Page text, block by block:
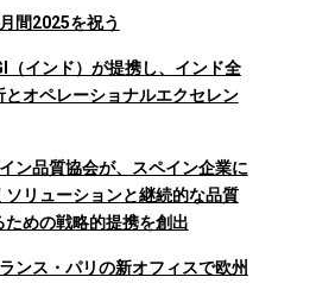
間2025を祝う
（インド）が提携し、インド全
とオペレーショナルエクセレン
ン品質協会が、スペイン企業に
ソリューションと継続的な品質
めの戦略的提携を創出
ンス・パリの新オフィスで欧州